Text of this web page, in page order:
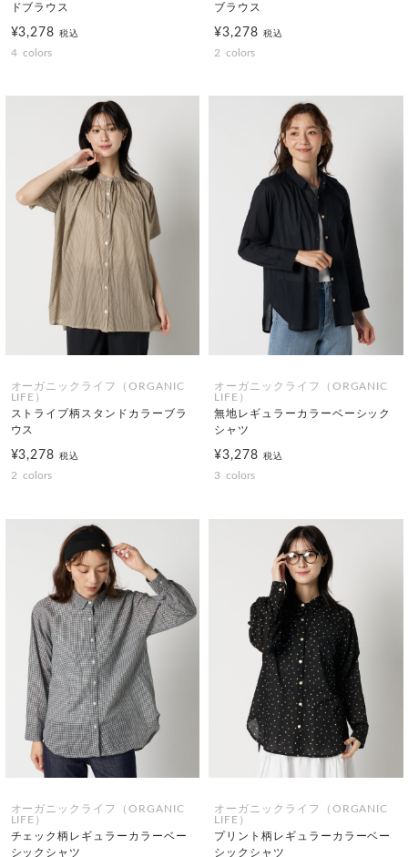
ドブラウス
¥3,278税込
4 colors
ブラウス
¥3,278 税込
2 colors
オーガニックライフ（ORGANIC
LIFE）
ストライプ柄スタンドカラーブラ
ウス
¥3,278税込
2 colors
オーガニックライフ（ORGANIC
LIFE）
無地レギュラーカラーベーシック
シャツ
¥3,278 税込
3 colors
オーガニックライフ（ORGANIC
LIFE）
チェック柄レギュラーカラーベー
シックシャツ
オーガニックライフ（ORGANIC
LIFE）
プリント柄レギュラーカラーベー
シックシャツ